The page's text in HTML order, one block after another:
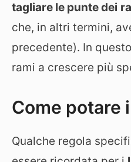
tagliare le punte dei
che, in altri termini,
precedente). In
rami a crescere più
Come potare
Qualche regola